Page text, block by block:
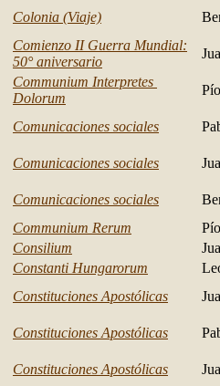
Colonia (Viaje)
Comienzo II Guerra Mundial:
50° aniversario
Communium Interpretes
Dolorum
Comunicaciones sociales
Comunicaciones sociales
Comunicaciones sociales
Communium Rerum
Consilium
Constanti Hungarorum
Constituciones Apostólicas
Constituciones Apostólicas
Constituciones Apostólicas